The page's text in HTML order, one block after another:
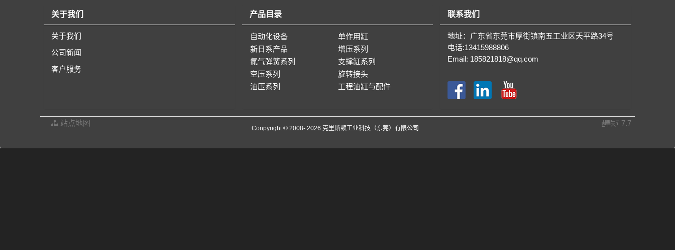
关于我们
关于我们
公司新闻
客户服务
产品目录
自动化设备
单作用缸
新日系产品
增压系列
氮气弹簧系列
支撑缸系列
空压系列
旋转接头
油压系列
工程油缸与配件
联系我们
地址：广东省东莞市厚街镇南五工业区天平路34号
电话:13415988806
Email: 185821818@qq.com
站点地图
Conpyright © 2008- 2026 克里斯顿工业科技（东莞）有限公司
7.7